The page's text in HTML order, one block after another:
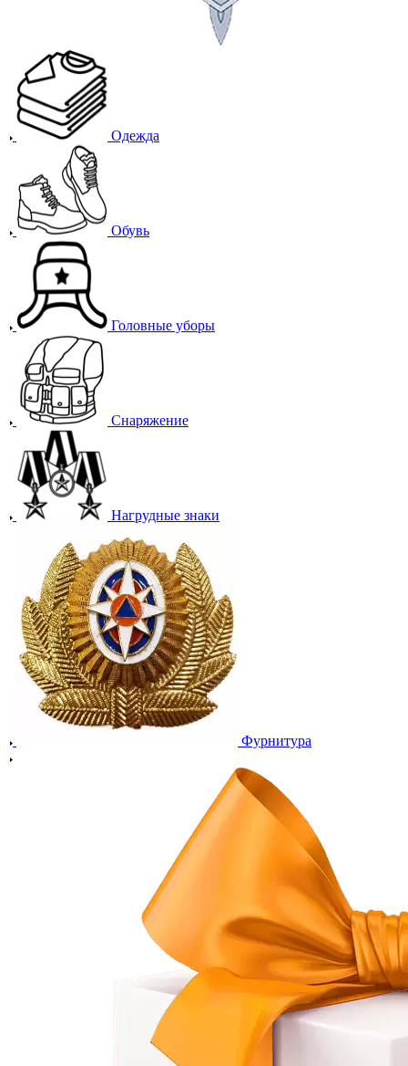
Одежда
Обувь
Головные уборы
Снаряжение
Нагрудные знаки
Фурнитура